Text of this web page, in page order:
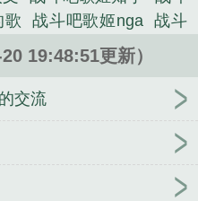
上精心创作的都市类小
歌 战斗吧歌姬nga
战斗
战斗吧歌姬1 战斗吧歌姬
战斗吧歌姬wish you
所有歌曲
战斗吧歌姬
战斗吧
战斗吧歌
19:48:51更新）
交流